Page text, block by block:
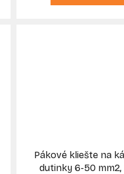
Pákové kliešte na
dutinky 6-50